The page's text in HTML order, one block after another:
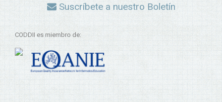
Suscríbete a nuestro Boletín
CODDII es miembro de: